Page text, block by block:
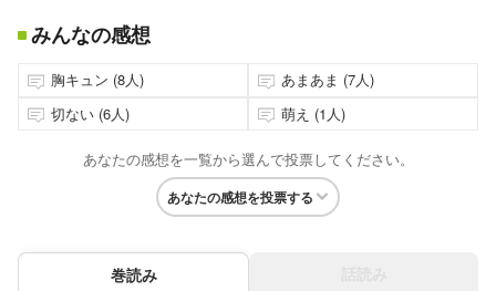
みんなの感想
胸キュン (8人)
あまあま (7人)
切ない (6人)
萌え (1人)
あなたの感想を一覧から選んで投票してください。
あなたの感想を投票する
巻読み